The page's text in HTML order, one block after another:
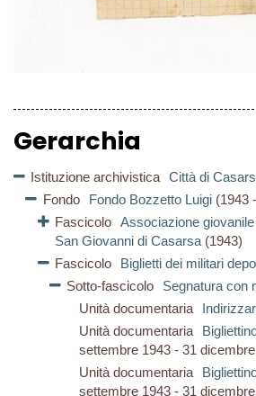
Gerarchia
Istituzione archivistica
Città di
Fondo
Fondo Bozzetto Luigi(1943
Fascicolo Associazione
San Giovanni di Casarsa(1943)
Fascicolo
Biglietti dei militari
Sotto-fascicolo
Segnatura con
Unità documentaria
Unità documentaria
settembre 1943 - 31
Unità documentaria
settembre 1943 - 31